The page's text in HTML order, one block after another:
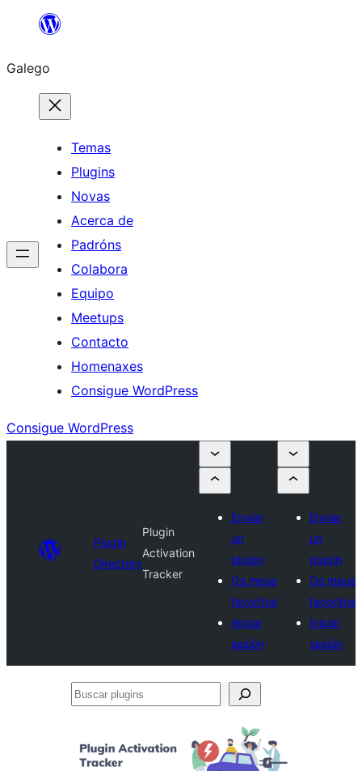
Saltar
contido
Galego
Temas
Plugins
Novas
Acerca de
Padróns
Colabora
Equipo
Meetups
Contacto
Homenaxes
Consigue WordPress
Consigue WordPress
Plugin
Directory
Plugin
Activation
Tracker
Enviar
un
plugin
Os meus
favoritos
Iniciar
sesión
Enviar
un
plugin
Os meus
favoritos
Iniciar
sesión
Buscar